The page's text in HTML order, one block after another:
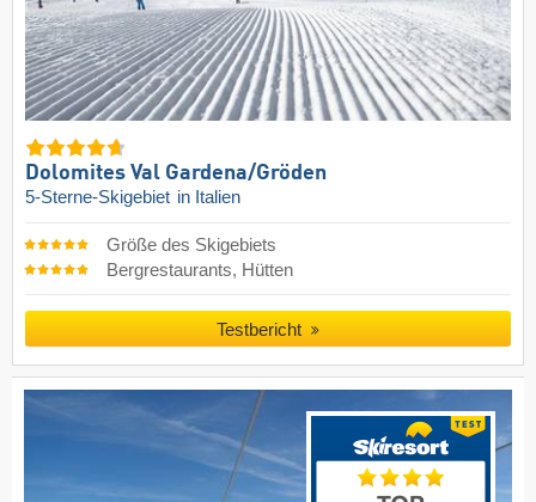
Dolomites Val Gardena/​Gröden
5-Sterne-Skigebiet in Italien
Größe des Skigebiets
Bergrestaurants, Hütten
Testbericht